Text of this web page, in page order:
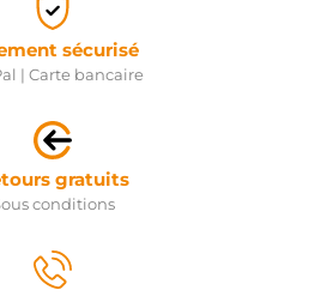
sécurisé
| Carte bancaire
gratuits
conditions